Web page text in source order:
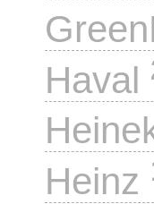
Haval
Heinz